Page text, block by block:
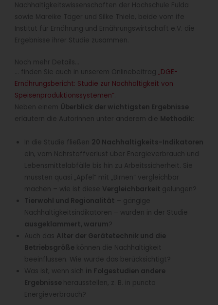
Nachhaltigkeitswissenschaften der Hochschule Fulda
sowie Mareike Täger und Silke Thiele, beide vom ife
Institut für Ernährung und Ernährungswirtschaft e.V. die
Ergebnisse ihrer Studie zusammen.
Noch mehr Details…
… finden Sie auch in unserem Onlinebeitrag „DGE-
Ernährungsbericht: Studie zur Nachhaltigkeit von
Speisenproduktionssystemen“
Neben einem Überblick der wichtigsten Ergebnisse
erläutern die Autorinnen unter anderem die Methodik
In die Studie fließen 20 Nachhaltigkeits-Indikatoren
ein, vom Nährstoffverlust über Energieverbrauch und
Lebensmittelabfälle bis hin zu Arbeitssicherheit. Sie
mussten quasi „Äpfel“ mit „Birnen“ vergleichbar
machen – wie ist diese Vergleichbarkeit gelungen?
Tierwohl und Regionalität – gängige
Nachhaltigkeitsindikatoren – wurden in der Studie
ausgeklammert, warum?
Auch das Alter der Gerätetechnik und die
Betriebsgröße können die Nachhaltigkeit
beeinflussen. Wie wurde das berücksichtigt?
Was ist, wenn sich in Folgestudien andere
Ergebnisse herausstellen, z. B. in puncto
Energieverbrauch?